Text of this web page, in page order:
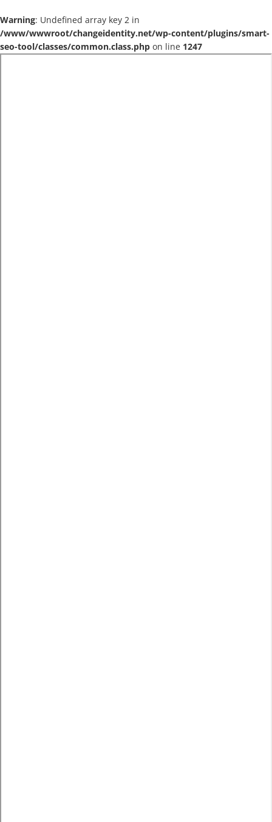
Warning: Undefined array key 2 in
/www/wwwroot/changeidentity.net/wp-content/plugins/smart-
seo-tool/classes/common.class.php on line 1247